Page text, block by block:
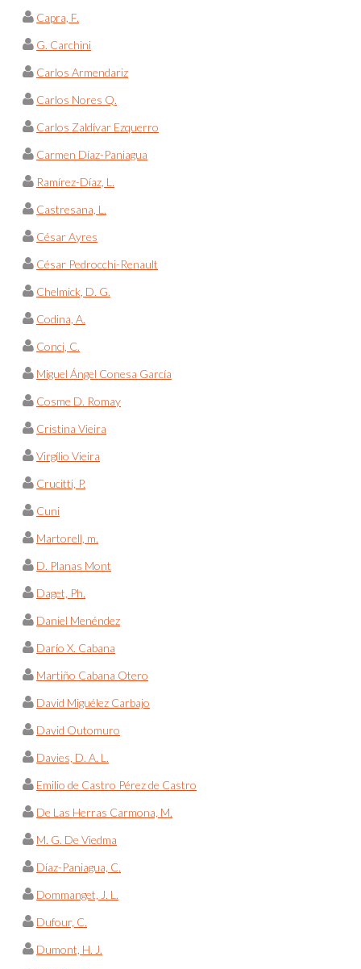
Capra, F.
G. Carchini
Carlos Armendariz
Carlos Nores Q.
Carlos Zaldívar Ezquerro
Carmen Díaz-Paniagua
Ramírez-Díaz, L.
Castresana, L.
César Ayres
César Pedrocchi-Renault
Chelmick, D. G.
Codina, A.
Conci, C.
Miguel Ángel Conesa García
Cosme D. Romay
Cristina Vieira
Virgílio Vieira
Crucitti, P.
Cuni
Martorell, m.
D. Planas Mont
Daget, Ph.
Daniel Menéndez
Darío X. Cabana
Martiño Cabana Otero
David Miguélez Carbajo
David Outomuro
Davies, D. A. L.
Emilio de Castro Pérez de Castro
De Las Herras Carmona, M.
M. G. De Viedma
Díaz-Paniagua, C.
Dommanget, J. L.
Dufour, C.
Dumont, H. J.